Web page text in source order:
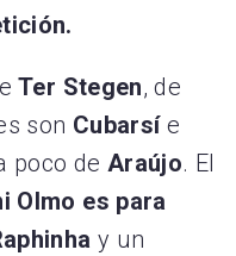
Ter Stegen, de
son Cubarsí e
poco de Araújo. El
Olmo es para
y un